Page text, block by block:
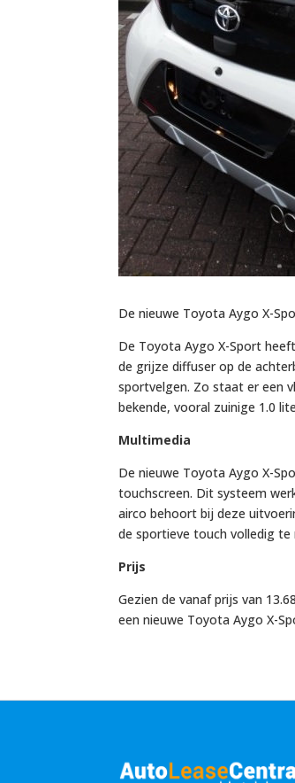
De nieuwe Toyota Aygo X-
De Toyota Aygo X-Sport
de grijze diffuser op de
sportvelgen. Zo staat er een
bekende, vooral zuinige 1.0
Multimedia
De nieuwe Toyota Aygo X-
touchscreen. Dit systeem
airco behoort bij deze
de sportieve touch volledig
Prijs
Gezien de vanaf prijs van
een nieuwe Toyota Aygo X-